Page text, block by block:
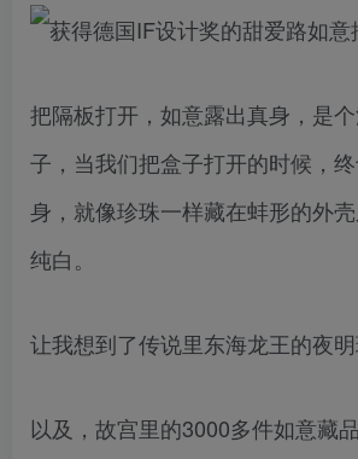
把隔板打开，如意露出真身，是
子，当我们把盒子打开的时候，
身，就像珍珠一样藏在蚌形的外
纯白。
让我想到了传说里东海龙王的夜明
以及，故宫里的3000多件如意藏品